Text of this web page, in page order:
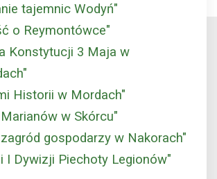
tajemnic Wodyń"
o Reymontówce"
Konstytucji 3 Maja w
Historii w Mordach"
w Skórcu"
gospodarzy w Nakorach"
I Dywizji Piechoty Legionów"